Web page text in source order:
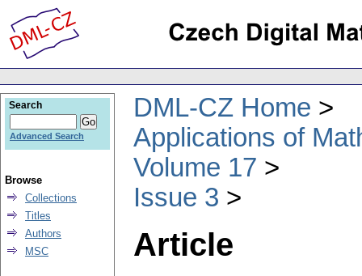
DML-CZ Home
Applications of
Volume 17
Issue 3
Article
Search
Advanced Search
Browse
Collections
Titles
Authors
MSC